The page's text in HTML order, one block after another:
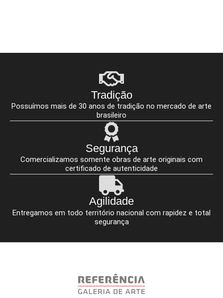
Tradição
Possuímos mais de 30 anos de tradição no mercado de arte
brasileiro
Segurança
Comercializamos somente obras de arte originais com
certificado de autenticidade
Agilidade
Entregamos em todo território nacional com rapidez e total
segurança